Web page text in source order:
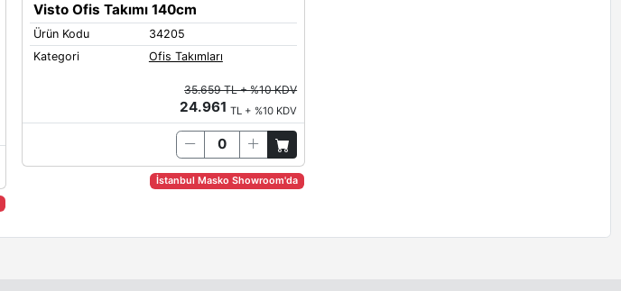
Visto Ofis Takımı 140cm
Ürün Kodu
34205
Kategori
Ofis Takımları
35.659 TL + %10 KDV
24.961TL + %10 KDV
İstanbul Masko Showroom'da